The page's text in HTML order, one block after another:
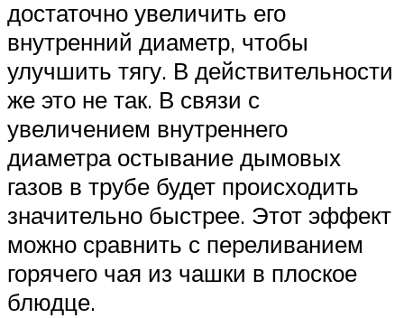
достаточно увеличить его
внутренний диаметр, чтобы
улучшить тягу. В действительности
же это не так. В связи с
увеличением внутреннего
диаметра остывание дымовых
газов в трубе будет происходить
значительно быстрее. Этот эффект
можно сравнить с переливанием
горячего чая из чашки в плоское
блюдце.